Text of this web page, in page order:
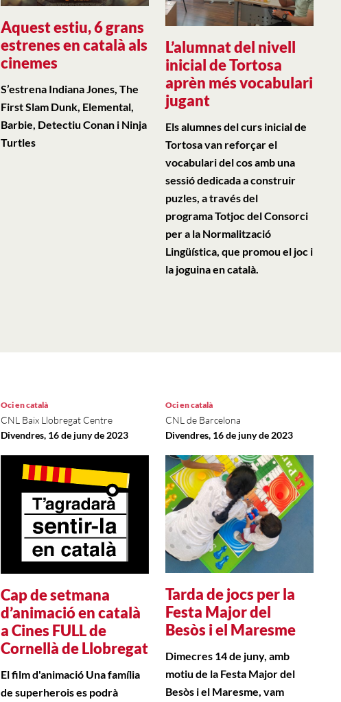
Aquest estiu, 6 grans
estrenes en català als
cinemes
S’estrena Indiana Jones, The
First Slam Dunk, Elemental,
Barbie, Detectiu Conan i Ninja
Turtles
L’alumnat del nivell
inicial de Tortosa
aprèn més vocabulari
jugant
Els alumnes del curs inicial de
Tortosa van reforçar el
vocabulari del cos amb una
sessió dedicada a construir
puzles, a través del
programa Totjoc del Consorci
per a la Normalització
Lingüística, que promou el joc i
la joguina en català.
Cap de setmana
d’animació en català
a Cines FULL de
Cornellà de Llobregat
Oci en català
CNL Baix Llobregat Centre
Divendres, 16 de juny de 2023
El film d'animació Una família
de superherois es podrà
Tarda de jocs per la
Festa Major del
Besòs i el Maresme
Oci en català
CNL de Barcelona
Divendres, 16 de juny de 2023
Dimecres 14 de juny, amb
motiu de la Festa Major del
Besòs i el Maresme, vam